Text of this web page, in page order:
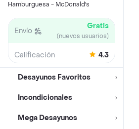
Hamburguesa - McDonald's
Envío Gratis
(nuevos usuarios)
Calificación 4.3
Desayunos Favoritos
Incondicionales
Mega Desayunos